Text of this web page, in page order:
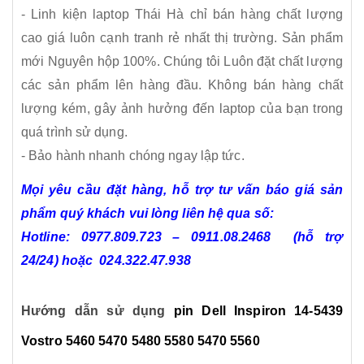
- Linh kiện laptop Thái Hà chỉ bán hàng chất lượng
cao giá luôn cạnh tranh rẻ nhất thị trường. Sản phẩm
mới Nguyên hộp 100%. Chúng tôi Luôn đặt chất lượng
các sản phẩm lên hàng đầu. Không bán hàng chất
lượng kém, gây ảnh hưởng đến laptop của bạn trong
quá trình sử dụng.
- Bảo hành nhanh chóng ngay lập tức.
Mọi yêu cầu đặt hàng, hỗ trợ tư vấn báo giá sản
phẩm quý khách vui lòng liên hệ qua số:
Hotline:
0977.809.723–0911.08.2468 (hỗ trợ
24/24)hoặc 024.322.47.938
Hướng dẫn sử dụng pin Dell Inspiron 14-5439
Vostro 5460 5470 5480 5580 5470 5560